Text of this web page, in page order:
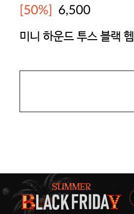
[50%] 6,500
미니 하운드 투스 블랙